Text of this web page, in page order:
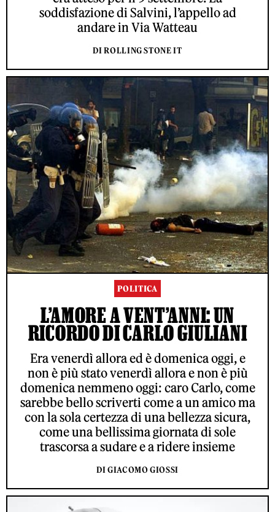
soddisfazione di Salvini, l’appello ad
andare in Via Watteau
DI ROLLING STONE IT
POLITICA
L’AMORE A VENT’ANNI: UN
RICORDO DI CARLO GIULIANI
Era venerdì allora ed è domenica oggi, e
non è più stato venerdì allora e non è più
domenica nemmeno oggi: caro Carlo, come
sarebbe bello scriverti come a un amico ma
con la sola certezza di una bellezza sicura,
come una bellissima giornata di sole
trascorsa a sudare e a ridere insieme
DI GIACOMO GIOSSI